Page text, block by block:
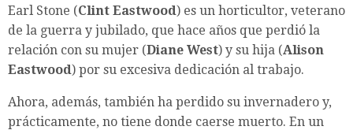
Earl Stone (Clint Eastwood) es un horticultor, veterano
de la guerra y jubilado, que hace años que perdió la
relación con su mujer (Diane West) y su hija (Alison
Eastwood) por su excesiva dedicación al trabajo.
Ahora, además, también ha perdido su invernadero y,
prácticamente, no tiene donde caerse muerto. En un